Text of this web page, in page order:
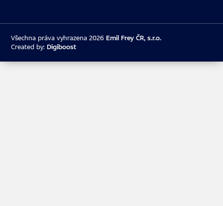
Všechna práva vyhrazena 2026Emil Frey ČR, s.r.o.
Created by:Digiboost